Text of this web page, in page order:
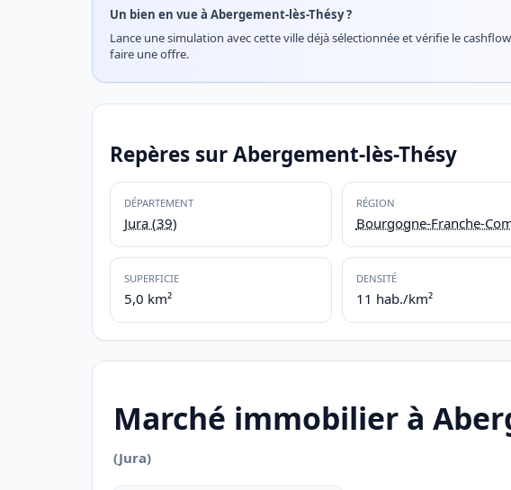
Un bien en vue à Abergement-lès-Thésy ?
Lance une simulation avec cette ville déjà sélectionnée et vérifie le
faire une offre.
Repères sur Abergement-lès-Thésy
DÉPARTEMENT
Jura (39)
RÉGION
Bourgogne-Franche-
SUPERFICIE
5,0 km²
DENSITÉ
11 hab./km²
Marché immobilier à
(Jura)